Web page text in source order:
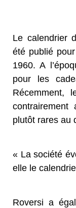
Le calendrier
été publié
1960. A
pour les
Récemment,
contrairement
plutôt rares au
« La société
elle le
Roversi a